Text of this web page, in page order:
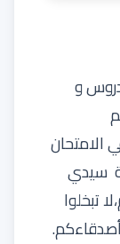
و
الامتحان
سيدي
تبخلوا